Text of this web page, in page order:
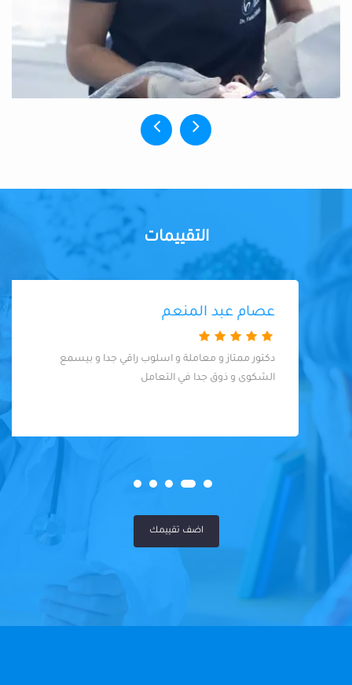
التقييمات
عصام عبد المنعم
دكتور ممتاز و معاملة و اسلوب راقي جدا و بيسمع
الشكوى و ذوق جدا في التعامل
اضف تقييمك